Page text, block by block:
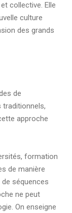
collective. Elle
culture
des grands
de
traditionnels,
approche
formation
de manière
séquences
ne peut
On enseigne